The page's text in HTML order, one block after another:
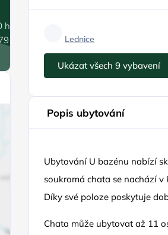
m/s
Lednice
Ukázat všech 9 vybavení
Popis ubytování
Ubytování U bazénu nabízí
soukromá chata se nachází
Díky své poloze poskytuje
Chata může ubytovat až 11